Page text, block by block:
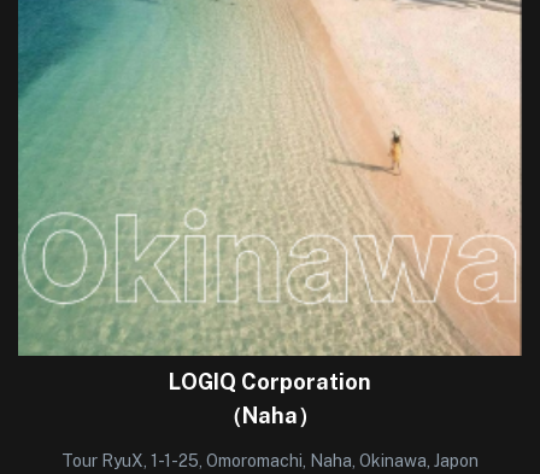
LOGIQ Corporation
（Naha）
Tour RyuX, 1-1-25, Omoromachi, Naha, Okinawa, Japon